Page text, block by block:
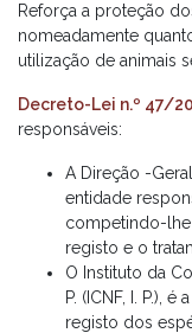
Reforça a proteção
nomeadamente
utilização de animais
Decreto-Lei n.º 47/
responsáveis:
A Direção -
entidade
competindo-lhe
registo e o
O Instituto da
P. (ICNF, I. P.),
registo dos